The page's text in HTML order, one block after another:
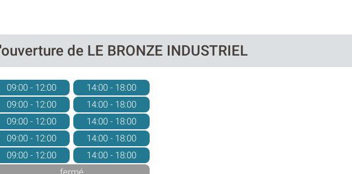
de LE BRONZE INDUSTRIEL
09:00 - 12:00
14:00 - 18:00
09:00 - 12:00
14:00 - 18:00
09:00 - 12:00
14:00 - 18:00
09:00 - 12:00
14:00 - 18:00
09:00 - 12:00
14:00 - 18:00